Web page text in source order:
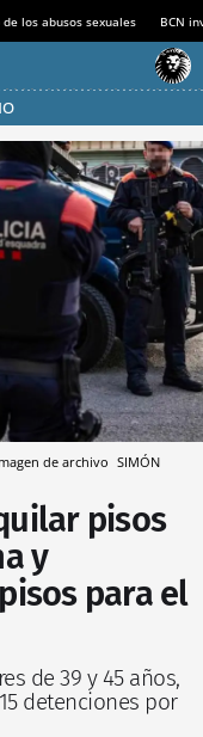
los abusos sexuales BCN
de archivo SIMÓN
pisos
y
para el
de 39 y 45 años,
detenciones por